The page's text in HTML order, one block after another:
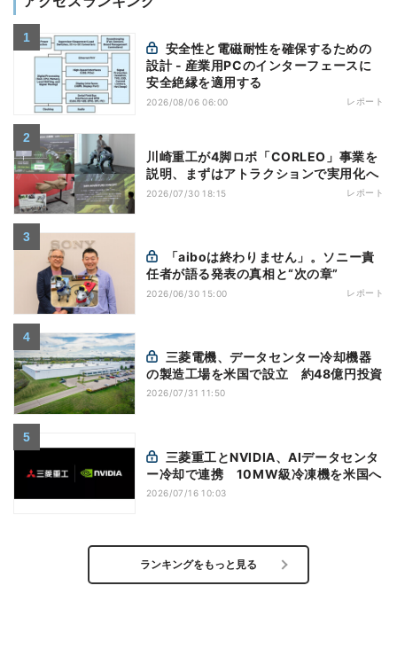
設計 - 産業用PCのインターフェースに
安全絶縁を適用する
2026/08/06 06:00 レポート
川崎重工が4脚ロボ「CORLEO」事業を
説明、まずはアトラクションで実用化へ
2026/07/30 18:15 レポート
任者が語る発表の真相と“次の章”
2026/06/30 15:00 レポート
の製造工場を米国で設立 約48億円投資
2026/07/31 11:50
ー冷却で連携 10MW級冷凍機を米国へ
2026/07/16 10:03
ランキングをもっと見る